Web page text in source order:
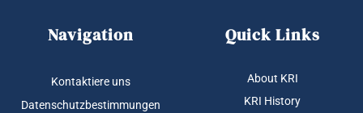
Navigation
Kontaktiere uns
Datenschutzbestimmungen
Quick Links
About KRI
KRI History